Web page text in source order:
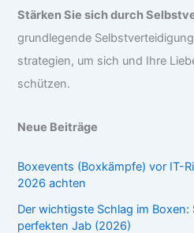
Stärken Sie sich durch
grundlegende
strategien, um sich und Ihre
schützen.
Neue Beiträge
Boxevents (Boxkämpfe) vor IT-
2026 achten
Der wichtigste Schlag im
perfekten Jab (2026)